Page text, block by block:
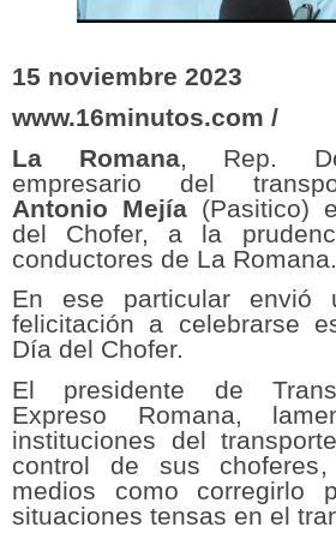
15 noviembre 2023
www.16minutos.com /
La Romana, Rep.
empresario del
Antonio Mejía (Pasitico)
del Chofer, a la
conductores de La Romana.
En ese particular envió
felicitación a celebrarse
Día del Chofer.
El presidente de
Expreso Romana,
instituciones del
control de sus
medios como corregirlo
situaciones tensas en el